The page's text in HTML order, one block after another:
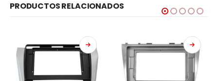
PRODUCTOS RELACIONADOS